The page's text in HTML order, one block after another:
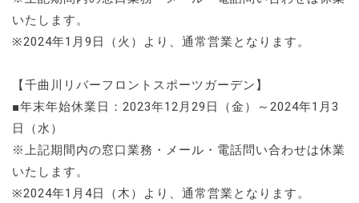
いたします。
※2024年1月9日（火）より、通常営業となります。
【千曲川リバーフロントスポーツガーデン】
■年末年始休業日：2023年12月29日（金）～2024年1月3
日（水）
※上記期間内の窓口業務・メール・電話問い合わせは休業
いたします。
※2024年1月4日（木）より、通常営業となります。